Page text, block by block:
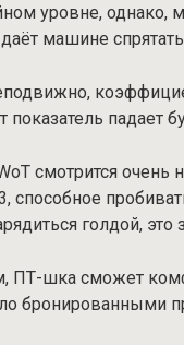
уровне, однако,
машине
падает
смотрится очень
способное
голдой,
ПТ-шка сможет
бронированными